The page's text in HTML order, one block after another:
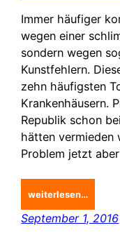
Immer häufiger
wegen einer
sondern wegen
Kunstfehlern.
zehn häufigsten
Krankenhäusern.
Republik schon
hätten vermieden
Problem jetzt
weiterlesen…
September 1, 2016